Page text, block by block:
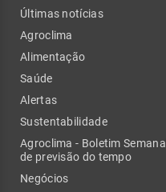
Últimas notícias
Agroclima
Alimentação
Saúde
Alertas
Sustentabilidade
Agroclima - Boletim Semanal
de previsão do tempo
Negócios